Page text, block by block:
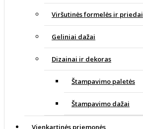
Viršutinės formelės ir priedai
Geliniai dažai
Dizainai ir dekoras
Štampavimo paletės
Štampavimo dažai
Vienkartinės priemonės